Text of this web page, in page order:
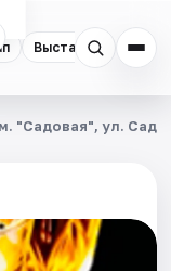
Выставки
"Садовая", ул.